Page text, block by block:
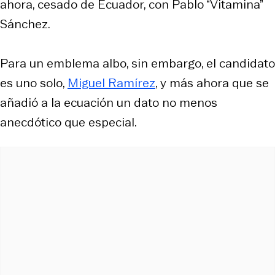
ahora, cesado de Ecuador, con Pablo “Vitamina”
Sánchez.
Para un emblema albo, sin embargo, el candidato
es uno solo, Miguel Ramírez, y más ahora que se
añadió a la ecuación un dato no menos
anecdótico que especial.